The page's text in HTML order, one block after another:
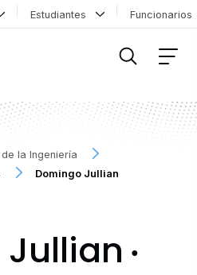
Estudiantes
la Ingeniería
Domingo Jullian
●